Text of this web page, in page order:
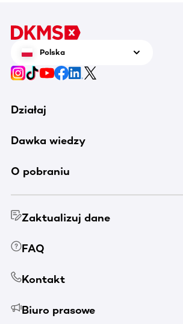
Polska
Działaj
Dawka wiedzy
O pobraniu
Zaktualizuj dane
FAQ
Kontakt
Biuro prasowe